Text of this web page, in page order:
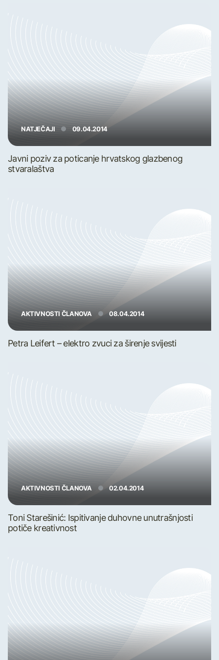
NATJEČAJI 09.04.2014
Javni poziv za poticanje hrvatskog glazbenog
stvaralaštva
AKTIVNOSTI ČLANOVA 08.04.2014
Petra Leifert – elektro zvuci za širenje svijesti
AKTIVNOSTI ČLANOVA 02.04.2014
Toni Starešinić: Ispitivanje duhovne unutrašnjosti
potiče kreativnost